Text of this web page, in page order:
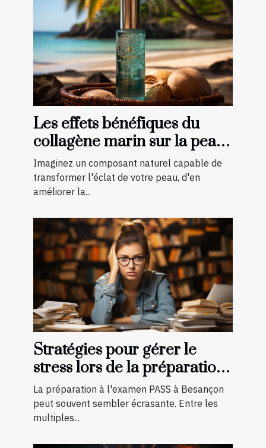
Les effets bénéfiques du
collagène marin sur la peau :
une transformation à
découvrir
Imaginez un composant naturel capable de
transformer l'éclat de votre peau, d'en
améliorer la...
Stratégies pour gérer le
stress lors de la préparation
à l'examen PASS à Besançon
La préparation à l'examen PASS à Besançon
peut souvent sembler écrasante. Entre les
multiples...